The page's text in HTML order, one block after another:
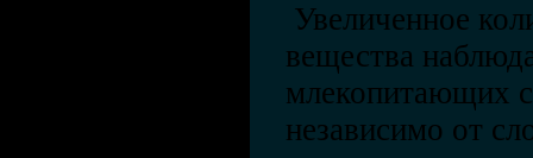
Увеличенное
вещества
млекопитающих
независимо от